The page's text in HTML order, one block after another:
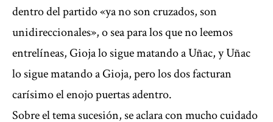
dentro del partido «ya no son cruzados, son
unidireccionales», o sea para los que no leemos
entrelíneas, Gioja lo sigue matando a Uñac, y Uñac
lo sigue matando a Gioja, pero los dos facturan
carísimo el enojo puertas adentro.
Sobre el tema sucesión, se aclara con mucho cuidado